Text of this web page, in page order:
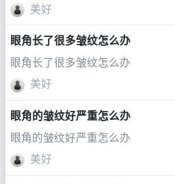
美好
眼角长了很多皱纹怎么办
眼角长了很多皱纹怎么办
美好
眼角的皱纹好严重怎么办
眼角的皱纹好严重怎么办
美好